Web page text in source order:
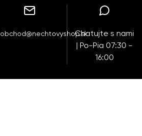
obchod@nechtovyshop.skChatujte s nami
| Po-Pia 07:30 -
16:00